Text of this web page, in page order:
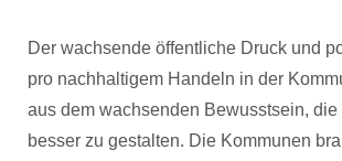
Der wachsende öffentliche Druck und
pro nachhaltigem Handeln in der
aus dem wachsenden Bewusstsein, die
besser zu gestalten. Die Kommunen